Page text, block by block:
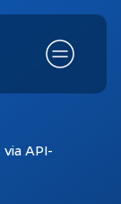
API-